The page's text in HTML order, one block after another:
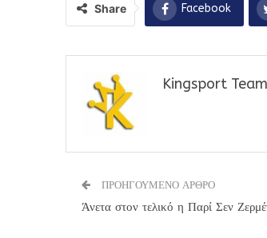
Share Facebook
Kingsport Team
ΠΡΟΗΓΟΥΜΕΝΟ ΑΡΘΡΟ
Άνετα στον τελικό η Παρί Σεν